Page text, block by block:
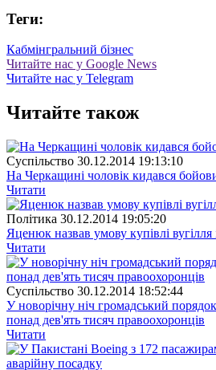
Теги:
Кабмінгральний бізнес
Читайте нас у Google News
Читайте нас у Telegram
Читайте також
Суспiльство 30.12.2014 19:13:10
На Черкащині чоловік кидався
Читати
Полiтика 30.12.2014 19:05:20
Яценюк назвав умову купівлі
Читати
Суспiльство 30.12.2014 18:52:44
У новорічну ніч громадський
понад дев'ять тисяч правоохоронців
Читати